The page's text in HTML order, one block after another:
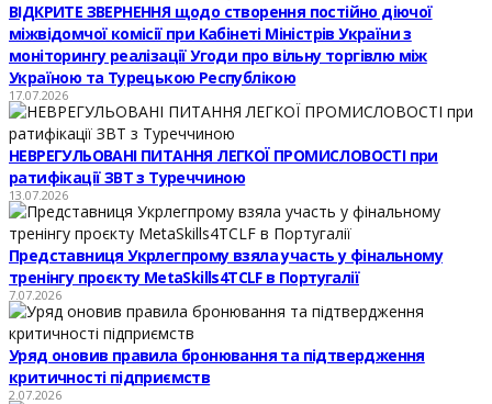
ВІДКРИТЕ ЗВЕРНЕННЯ щодо створення постійно діючої
міжвідомчої комісії при Кабінеті Міністрів України з
моніторингу реалізації Угоди про вільну торгівлю між
Україною та Турецькою Республікою
17.07.2026
НЕВРЕГУЛЬОВАНІ ПИТАННЯ ЛЕГКОЇ ПРОМИСЛОВОСТІ при
ратифікації ЗВТ з Туреччиною
13.07.2026
Представниця Укрлегпрому взяла участь у фінальному
тренінгу проєкту MetaSkills4TCLF в Португалії
7.07.2026
Уряд оновив правила бронювання та підтвердження
критичності підприємств
2.07.2026